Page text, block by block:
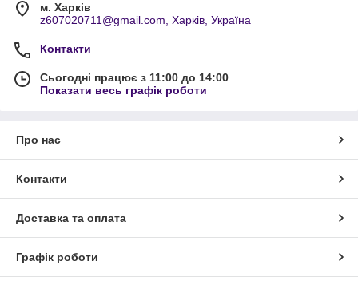
м. Харків
z607020711@gmail.com, Харків, Україна
Контакти
Сьогодні працює з 11:00 до 14:00
Показати весь графік роботи
Про нас
Контакти
Доставка та оплата
Графік роботи